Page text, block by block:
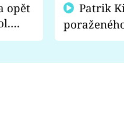
opět
a
fanoušci